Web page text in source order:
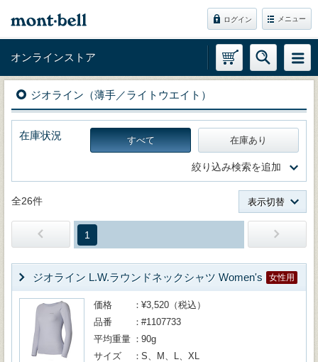
ログイン メニュー
オンラインストア
ジオライン（薄手／ライトウエイト）
在庫状況 すべて 在庫あり
絞り込み検索を追加
全26件 表示切替
1
ジオライン L.W.ラウンドネックシャツ Women's 女性用
価格
¥3,520（税込）
品番
#1107733
平均重量
90g
サイズ
S、M、L、XL